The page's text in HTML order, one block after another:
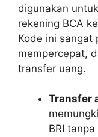
digunakan
rekening BCA
Kode ini sangat
mempercepat,
transfer uang.
Transfer
BRI